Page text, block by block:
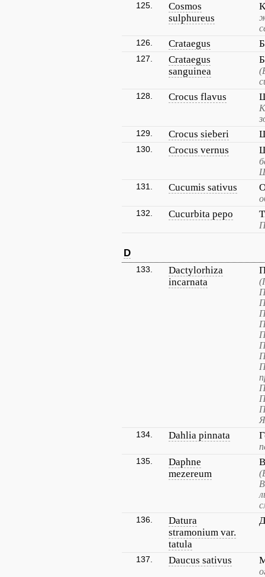
125.
Cosmos
sulphureus
126. Crataegus
127.
Crataegus
sanguinea
128. Crocus flavus
129. Crocus sieberi
130. Crocus vernus
131. Cucumis sativus
132. Cucurbita pepo
D
133.
Dactylorhiza
incarnata
134. Dahlia pinnata
135.
Daphne
mezereum
136.
Datura
stramonium var.
tatula
137. Daucus sativus